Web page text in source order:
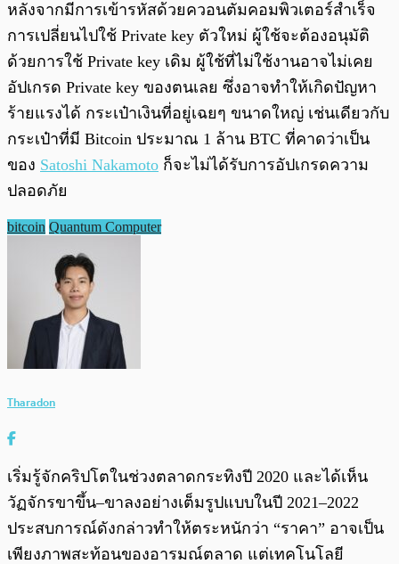
หลังจากมีการเข้ารหัสด้วยควอนตัมคอมพิวเตอร์สำเร็จ
การเปลี่ยนไปใช้ Private key ตัวใหม่ ผู้ใช้จะต้องอนุมัติ
ด้วยการใช้ Private key เดิม ผู้ใช้ที่ไม่ใช้งานอาจไม่เคย
อัปเกรด Private key ของตนเลย ซึ่งอาจทำให้เกิดปัญหา
ร้ายแรงได้ กระเป๋าเงินที่อยู่เฉยๆ ขนาดใหญ่ เช่นเดียวกับ
กระเป๋าที่มี Bitcoin ประมาณ 1 ล้าน BTC ที่คาดว่าเป็น
ของ Satoshi Nakamoto ก็จะไม่ได้รับการอัปเกรดความ
ปลอดภัย
bitcoin Quantum Computer
Tharadon
เริ่มรู้จักคริปโตในช่วงตลาดกระทิงปี 2020 และได้เห็น
วัฏจักรขาขึ้น–ขาลงอย่างเต็มรูปแบบในปี 2021–2022
ประสบการณ์ดังกล่าวทำให้ตระหนักว่า “ราคา” อาจเป็น
เพียงภาพสะท้อนของอารมณ์ตลาด แต่เทคโนโลยี